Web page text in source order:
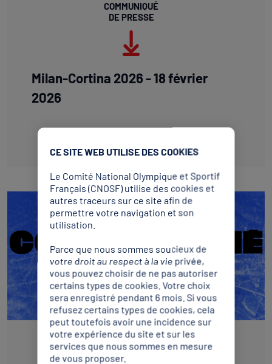
COMMUNIQUÉ
DE PRESSE
Milan-Cortina 2026 - 18 février
2026
COMMUNIQUÉ
DE PRESSE
CE SITE WEB UTILISE DES COOKIES
Le Comité National Olympique et Sportif
Français (CNOSF) utilise des cookies et
autres traceurs sur ce site afin de
permettre votre navigation et son
utilisation.
Parce que nous sommes soucieux de
votre droit au respect à la vie privée,
vous pouvez choisir de ne pas autoriser
certains types de cookies. Votre choix
sera enregistré pendant 6 mois. Si vous
refusez certains types de cookies, cela
peut toutefois avoir une incidence sur
votre expérience du site et sur les
services que nous sommes en mesure
de vous proposer.